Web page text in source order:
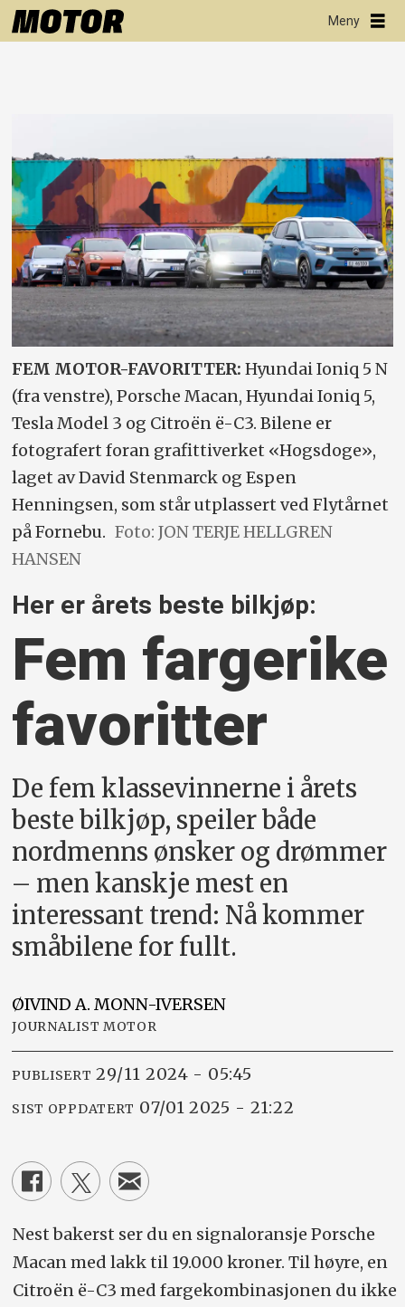
FEM MOTOR-FAVORITTER: Hyundai Ioniq 5 N
(fra venstre), Porsche Macan, Hyundai Ioniq 5,
Tesla Model 3 og Citroën ë-C3. Bilene er
fotografert foran grafittiverket «Hogsdoge»,
laget av David Stenmarck og Espen
Henningsen, som står utplassert ved Flytårnet
på Fornebu. Foto: JON TERJE HELLGREN
HANSEN
Her er årets beste bilkjøp:
Fem fargerike
favoritter
De fem klassevinnerne i årets
beste bilkjøp, speiler både
nordmenns ønsker og drømmer
– men kanskje mest en
interessant trend: Nå kommer
småbilene for fullt.
ØIVIND A. MONN-IVERSEN
JOURNALIST MOTOR
PUBLISERT 29/11 2024 - 05:45
SIST OPPDATERT 07/01 2025 - 21:22
Nest bakerst ser du en signaloransje Porsche
Macan med lakk til 19.000 kroner. Til høyre, en
Citroën ë-C3 med fargekombinasjonen du ikke